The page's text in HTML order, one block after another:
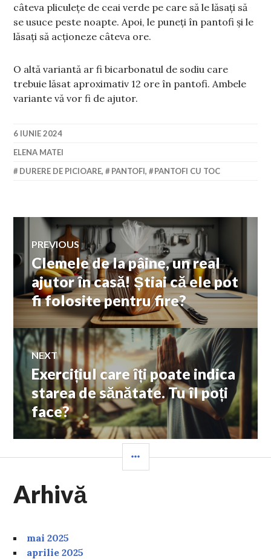
câteva pliculețe de ceai verde pe care să le lăsați să
se usuce peste noapte. Apoi, le puneți în pantofi și le
lăsați să acționeze câteva ore.
O altă variantă ar fi bicarbonatul de sodiu care
trebuie lăsat aproximativ 12 ore în pantofi. Ambele
variante vă vor fi de ajutor.
6 IUNIE 2024
ELENA MATEI
DURERE DE PICIOARE, PANTOFI, PANTOFI CU TOC
Navigare
în
articole
PREVIOUS
Previous
post:
Clemele de la pâine, un real
ajutor în casă! Știai că ele pot
fi folosite pentru fire?
NEXT
Next
post:
Exercițiul care îți poate indica
starea de sănătate. Tu îl poți
face?
Arhivă
mai 2025
aprilie 2025